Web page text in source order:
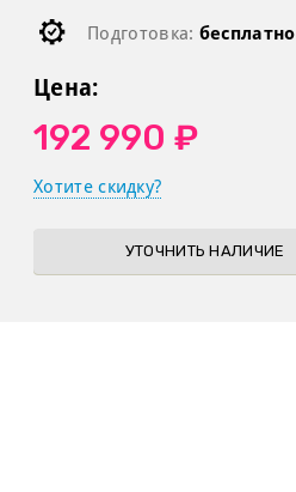
Подготовка: бесплатно
Цена:
192 990 ₽
Хотите скидку?
УТОЧНИТЬ НАЛИЧИЕ